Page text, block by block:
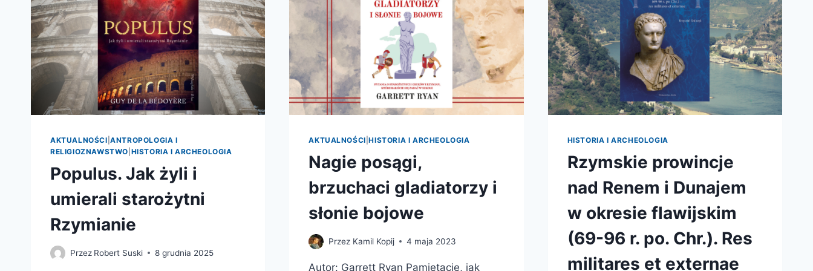
AKTUALNOŚCI |ANTROPOLOGIA I
RELIGIOZNAWSTWO HISTORIA I ARCHEOLOGIA
Populus. Jak żyli i
umierali starożytni
Rzymianie
Przez Robert Suski 8 grudnia 2025
AKTUALNOŚCI |HISTORIA I ARCHEOLOGIA
Nagie posągi,
brzuchaci gladiatorzy i
słonie bojowe
Przez Kamil Kopij 4 maja 2023
Autor: Garrett Ryan Pamiętacie, jak
HISTORIA I ARCHEOLOGIA
Rzymskie prowincje
nad Renem i Dunajem
w okresie flawijskim
(69-96 r. po. Chr.). Res
militares et externae